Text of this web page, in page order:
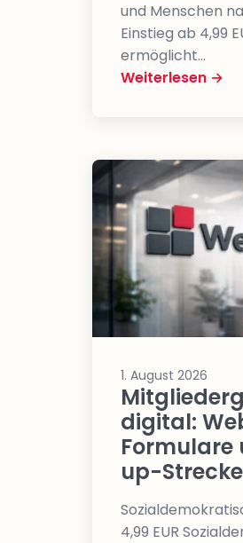
und Menschen
Einstieg ab 4,99
ermöglicht…
Weiterlesen →
1. August 2026
digital:
Formulare
up-
4,99 EUR